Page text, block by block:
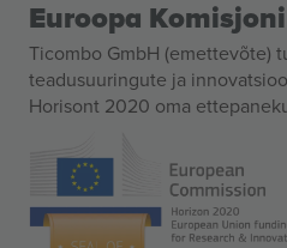
Euroopa
Ticombo GmbH (emettevõte)
teadusuuringute ja
Horisont 2020 oma